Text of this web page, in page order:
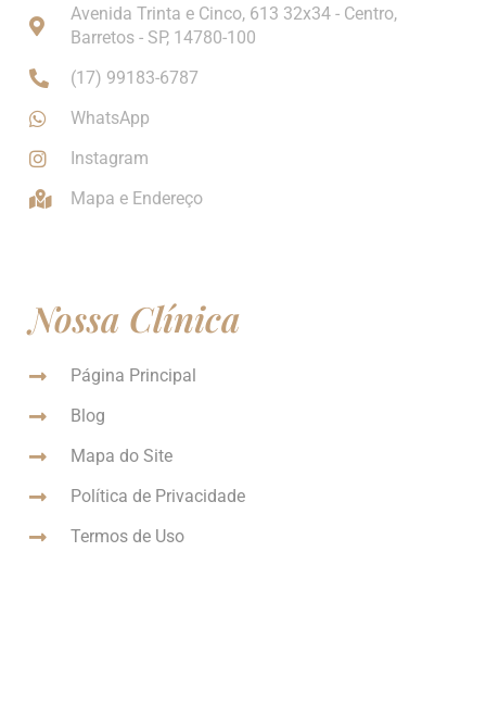
Avenida Trinta e Cinco, 613 32x34 - Centro,
Barretos - SP, 14780-100
(17) 99183-6787
WhatsApp
Instagram
Mapa e Endereço
Nossa Clínica
Página Principal
Blog
Mapa do Site
Política de Privacidade
Termos de Uso